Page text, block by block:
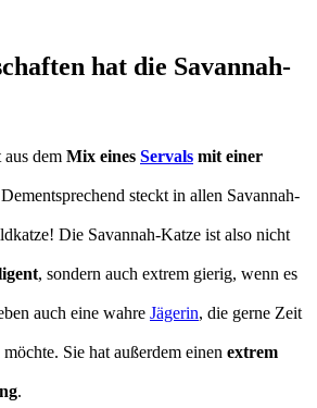
hat die Savannah-
dem Mix eines Servals mit einer
steckt in allen Savannah-
Die Savannah-Katze ist also nicht
, sondern auch extrem gierig, wenn es
auch eine wahre Jägerin, die gerne Zeit
Sie hat außerdem einen extrem
.